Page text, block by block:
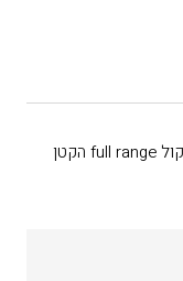
קומפקטי ואלגנטי- רמקול MURANO הוא רמקול full range הקטן